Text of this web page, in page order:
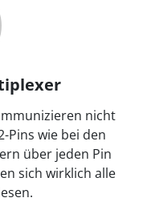
nicht
Pins wie bei den
über jeden Pin
sich wirklich alle